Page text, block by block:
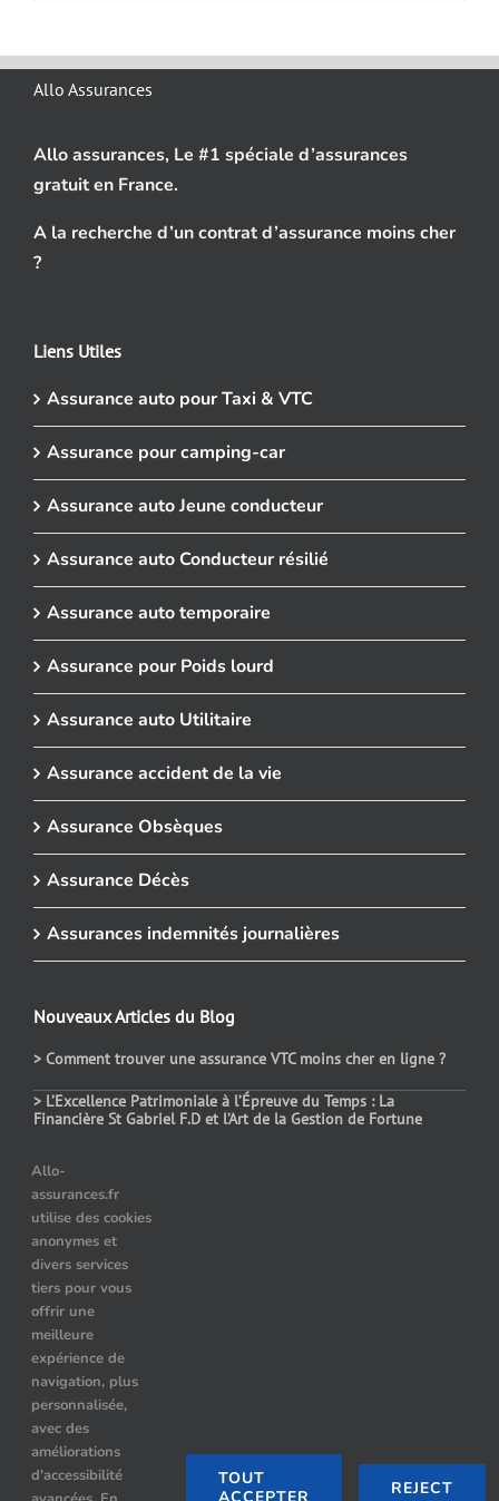
Allo Assurances
Allo assurances, Le #1 spéciale d’assurances
gratuit en France.
A la recherche d’un contrat d’assurance moins cher
?
Nouveaux Articles du Blog
> Comment trouver une assurance VTC moins cher en ligne ?
> L’Excellence Patrimoniale à l’Épreuve du Temps : La
Financière St Gabriel F.D et l’Art de la Gestion de Fortune
> Le prix des assurances pour les véhicules hybrides : comment
choisir ?
> Quelle assurance auto après résiliation pour alcoolémie ?
Liens Utiles
Assurance auto pour Taxi & VTC
Assurance pour camping-car
Assurance auto Jeune conducteur
Assurance auto Conducteur résilié
Assurance auto temporaire
Assurance pour Poids lourd
Assurance auto Utilitaire
Assurance accident de la vie
Assurance Obsèques
Assurance Décès
Assurances indemnités journalières
Nos Partenaires
Location de limousine à Paris
Hummer limousine paris
Allo-
assurances.fr
utilise des cookies
anonymes et
divers services
tiers pour vous
offrir une
meilleure
expérience de
navigation, plus
personnalisée,
avec des
améliorations
d'accessibilité
TOUT
REJECT